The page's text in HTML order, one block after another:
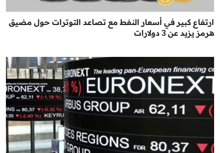
ارتفاع كبير في أسعار النفط مع تصاعد التوترات حول مضيق
هرمز يزيد عن 3 دولارات